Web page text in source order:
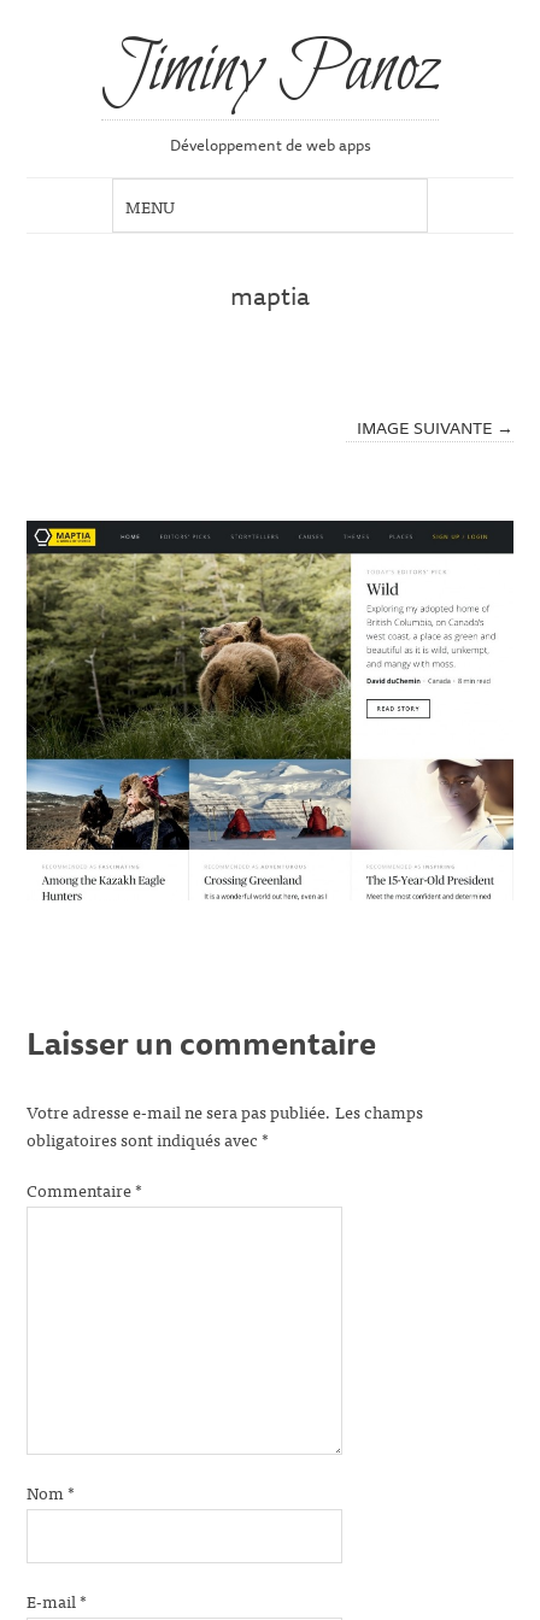
Jiminy Panoz
Développement de web apps
maptia
IMAGE SUIVANTE →
Laisser un commentaire
Votre adresse e-mail ne sera pas publiée. Les champs
obligatoires sont indiqués avec*
Commentaire*
Nom*
E-mail*